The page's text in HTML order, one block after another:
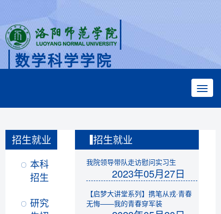
数学科学学院
招生就业
本科
招生
研究
招生就业
我院领导带队走访慰问实习生
2023年05月27日
【启梦大讲堂系列】携笔从戎·青春
无悔——我的青春穿军装